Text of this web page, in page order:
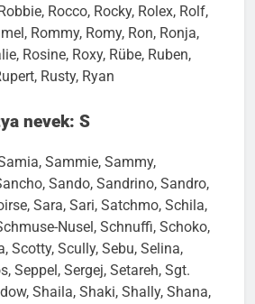
Rocco, Rocky, Rolex, Rolf,
Rommy, Romy, Ron, Ronja,
Rosine, Roxy, Rübe, Ruben,
Rusty, Ryan
nevek: S
Sammie, Sammy,
Sando, Sandrino, Sandro,
Sara, Sari, Satchmo, Schila,
Nusel, Schnuffi, Schoko,
Scotty, Scully, Sebu, Selina,
Seppel, Sergej, Setareh, Sgt.
Shaila, Shaki, Shally, Shana,